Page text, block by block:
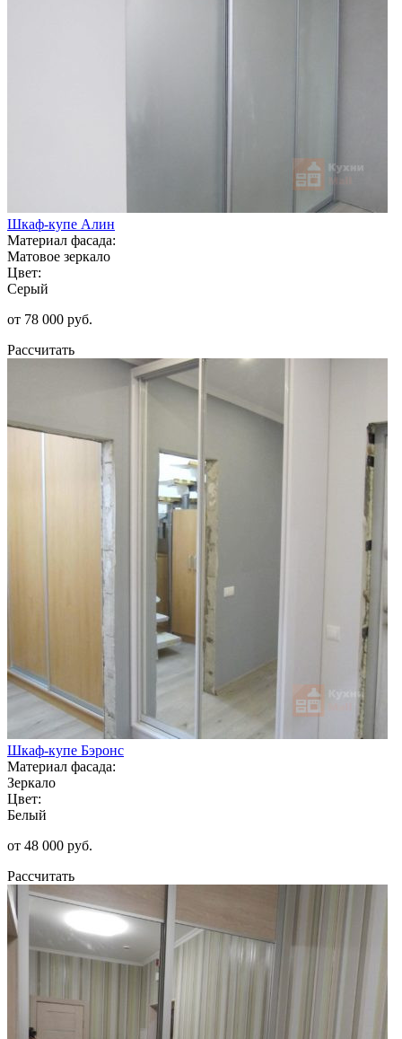
Шкаф-купе Алин
Материал фасада:
Матовое зеркало
Цвет:
Серый
от 78 000 руб.
Рассчитать
Шкаф-купе Бэронс
Материал фасада:
Зеркало
Цвет:
Белый
от 48 000 руб.
Рассчитать